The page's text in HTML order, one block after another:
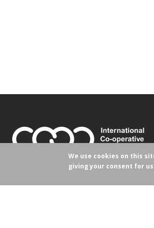
We use cookies on this
giving your consent for